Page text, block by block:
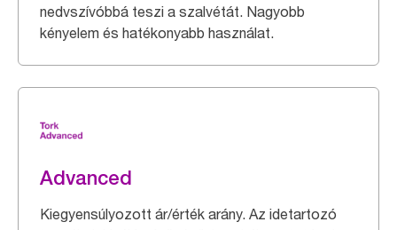
nedvszívóbbá teszi a szalvétát. Nagyobb
kényelem és hatékonyabb használat.
Advanced
Kiegyensúlyozott ár/érték arány. Az idetartozó